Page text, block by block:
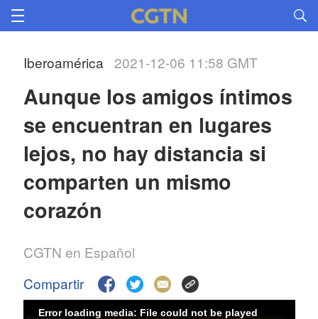
Iberoamérica 2021-12-06 11:58 GMT
Aunque los amigos íntimos
se encuentran en lugares
lejos, no hay distancia si
comparten un mismo
corazón
CGTN en Español
Compartir
Error loading media: File could not be played